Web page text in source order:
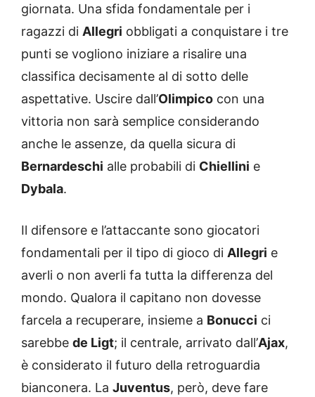
giornata. Una sfida fondamentale per i
ragazzi di Allegri obbligati a conquistare i tre
punti se vogliono iniziare a risalire una
classifica decisamente al di sotto delle
aspettative. Uscire dall’Olimpico con una
vittoria non sarà semplice considerando
anche le assenze, da quella sicura di
Bernardeschi alle probabili di Chiellini e
Dybala.
Il difensore e l’attaccante sono giocatori
fondamentali per il tipo di gioco di Allegri e
averli o non averli fa tutta la differenza del
mondo. Qualora il capitano non dovesse
farcela a recuperare, insieme a Bonucci ci
sarebbe de Ligt; il centrale, arrivato dall’Ajax,
è considerato il futuro della retroguardia
bianconera. La Juventus, però, deve fare